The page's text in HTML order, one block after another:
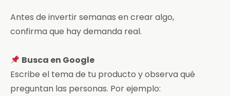
Antes de invertir semanas en crear algo,
confirma que hay demanda real.
Busca en Google
Escribe el tema de tu producto y observa qué
preguntan las personas. Por ejemplo: